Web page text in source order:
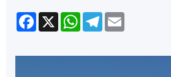
Facebook
X WhatsApp
Telegram